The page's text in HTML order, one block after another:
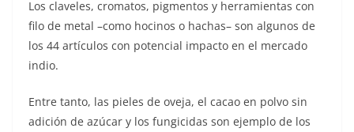
Los claveles, cromatos, pigmentos y herramientas con
filo de metal –como hocinos o hachas– son algunos de
los 44 artículos con potencial impacto en el mercado
indio.
Entre tanto, las pieles de oveja, el cacao en polvo sin
adición de azúcar y los fungicidas son ejemplo de los